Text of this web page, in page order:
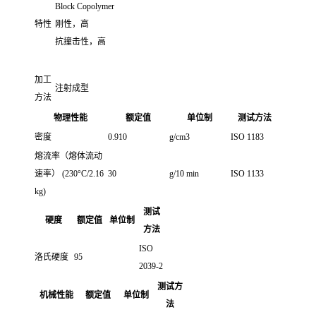
特性
Block Copolymer
刚性，高
抗撞击性，高
加工
方法
注射成型
物理性能 额定值 单位制
测试方法
密度
0.910 g/cm3
ISO 1183
熔流率（熔体流动
速率） (230°C/2.16
kg)
30 g/10 min ISO 1133
硬度 额定值 单位制
测试
方法
洛氏硬度 95
ISO
2039-2
机械性能 额定值 单位制
测试方
法